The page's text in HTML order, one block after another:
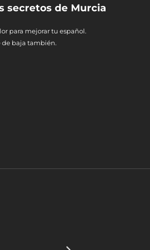
secretos de Murcia
para mejorar tu español.
de baja también.